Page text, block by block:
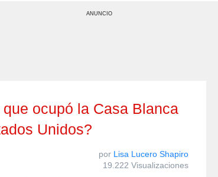
ANUNCIO
Unidos?
por Lisa Lucero Shapiro
19.222 Visualizaciones